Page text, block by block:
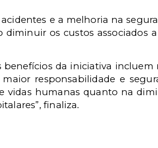
e a melhoria na
os custos associados
benefícios da iniciativa
responsabilidade e
vidas humanas quanto na
finaliza.